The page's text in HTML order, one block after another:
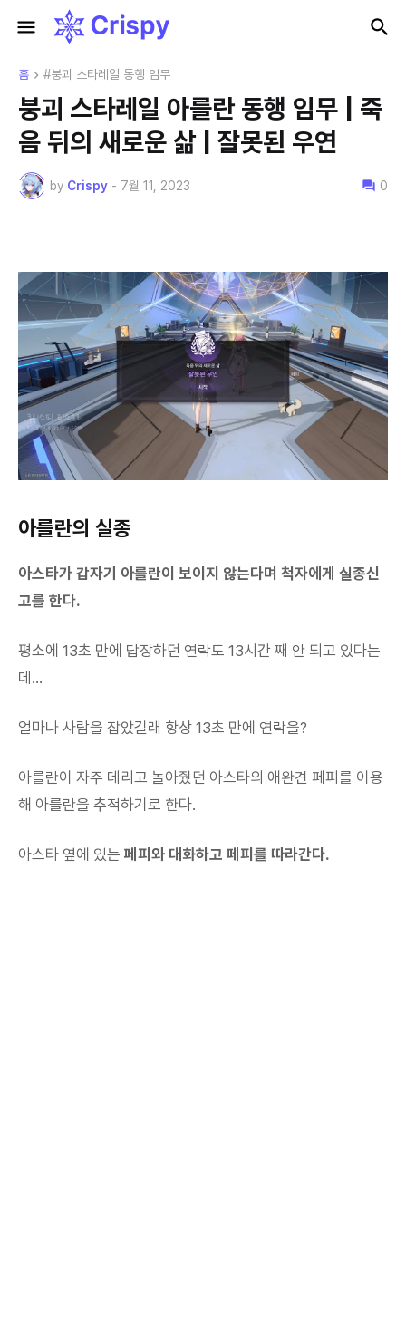
홈 #붕괴 스타레일 동행 임무
붕괴 스타레일 아를란 동행 임무 | 죽
음 뒤의 새로운 삶 | 잘못된 우연
by Crispy - 7월 11, 2023 0
아를란의 실종
아스타가 갑자기 아를란이 보이지 않는다며 척자에게 실종신
고를 한다.
평소에 13초 만에 답장하던 연락도 13시간 째 안 되고 있다는
데...
얼마나 사람을 잡았길래 항상 13초 만에 연락을?
아를란이 자주 데리고 놀아줬던 아스타의 애완견 페피를 이용
해 아를란을 추적하기로 한다.
아스타 옆에 있는 페피와 대화하고 페피를 따라간다.